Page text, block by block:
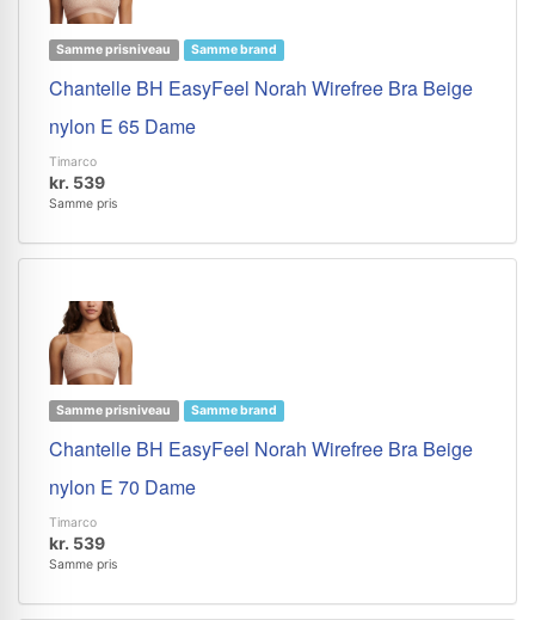
Samme prisniveau Samme brand
Chantelle BH EasyFeel Norah Wirefree Bra Beige
nylon E 65 Dame
Timarco
kr. 539
Samme pris
Samme prisniveau Samme brand
Chantelle BH EasyFeel Norah Wirefree Bra Beige
nylon E 70 Dame
Timarco
kr. 539
Samme pris